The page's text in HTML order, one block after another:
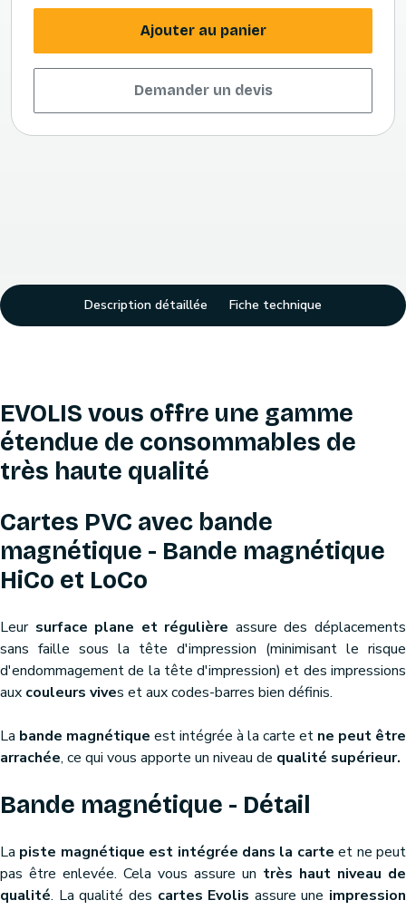
Ajouter au panier
Demander un devis
Description détaillée Fiche technique
EVOLIS vous offre une gamme
étendue de consommables de
très haute qualité
Cartes PVC avec bande
magnétique - Bande magnétique
HiCo et LoCo
Leur surface plane et régulière assure des déplacements
sans faille sous la tête d'impression (minimisant le risque
d'endommagement de la tête d'impression) et des impressions
aux couleurs vives et aux codes-barres bien définis.
La bande magnétique est intégrée à la carte et ne peut être
arrachée, ce qui vous apporte un niveau de qualité supérieur.
Bande magnétique - Détail
La piste magnétique est intégrée dans la carte et ne peut
pas être enlevée. Cela vous assure un très haut niveau de
qualité. La qualité des cartes Evolis assure une impression